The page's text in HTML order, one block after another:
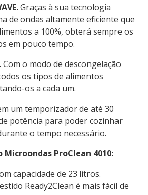
Graças à sua tecnologia
de ondas altamente eficiente que
a 100%, obterá sempre os
em pouco tempo.
Com o modo de descongelação
os tipos de alimentos
os a cada um.
um temporizador de até 30
potência para poder cozinhar
o tempo necessário.
ProClean 4010:
capacidade de 23 litros.
Ready2Clean é mais fácil de